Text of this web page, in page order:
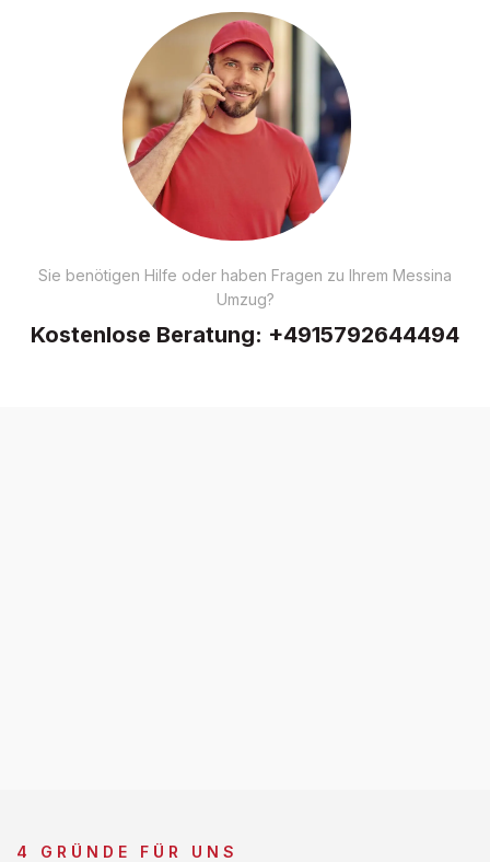
Sie benötigen Hilfe oder haben Fragen zu Ihrem Messina
Umzug?
Kostenlose Beratung: +4915792644494
4 GRÜNDE FÜR UNS